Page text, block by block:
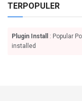
TERPOPULER
Plugin Install
: Popular
installed